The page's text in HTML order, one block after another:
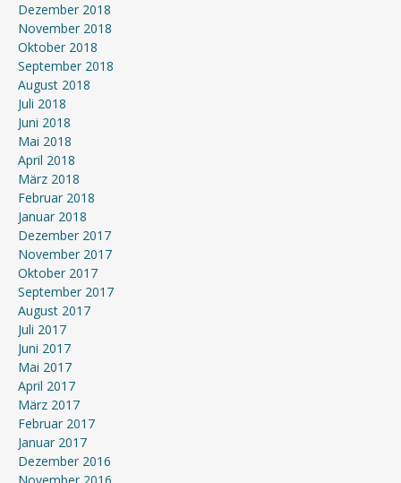
Dezember 2018
November 2018
Oktober 2018
September 2018
August 2018
Juli 2018
Juni 2018
Mai 2018
April 2018
März 2018
Februar 2018
Januar 2018
Dezember 2017
November 2017
Oktober 2017
September 2017
August 2017
Juli 2017
Juni 2017
Mai 2017
April 2017
März 2017
Februar 2017
Januar 2017
Dezember 2016